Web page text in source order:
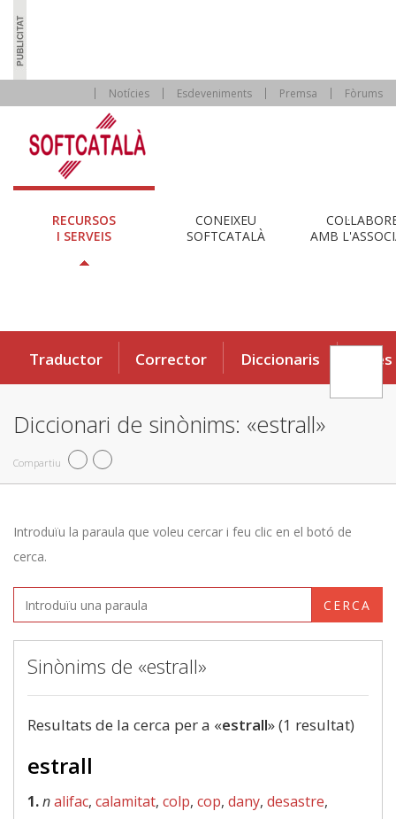
Notícies Esdeveniments Premsa Fòrums
RECURSOS
I SERVEIS
CONEIXEU
SOFTCATALÀ
AMB
Traductor Corrector Diccionaris Eines
Diccionari de sinònims: «estrall»
Compartiu
Introduïu la paraula que voleu cercar i feu clic en el botó de
cerca.
CERCA
Sinònims de «estrall»
Resultats de la cerca per a «estrall» (1 resultat)
estrall
1.nalifac, calamitat, colp, cop, dany, desastre,